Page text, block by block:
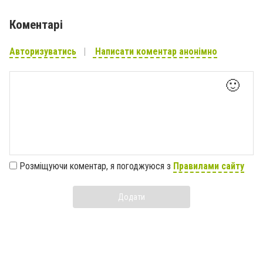
Коментарі
Авторизуватись Написати коментар анонімно
🙂
Розміщуючи коментар, я погоджуюся з Правилами сайту
Додати